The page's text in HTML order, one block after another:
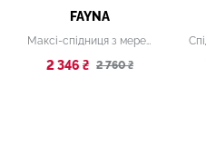
FAYNA
Максі-спідниця з мереживним оздобленням бежева
2 346 ₴ 2 760 ₴